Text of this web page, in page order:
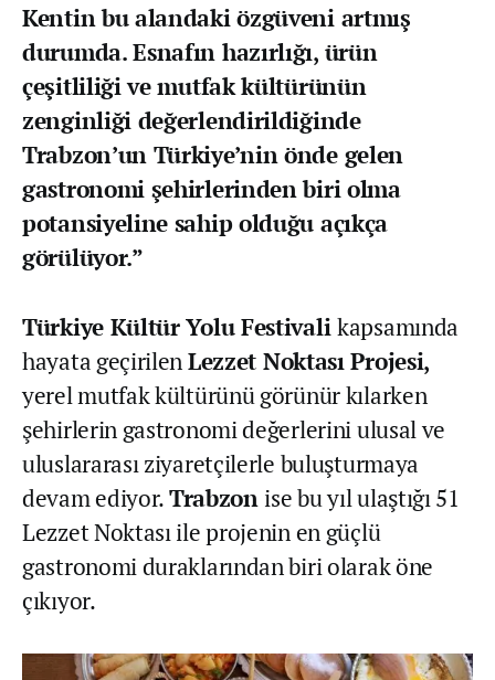
Kentin bu alandaki özgüveni artmış
durumda. Esnafın hazırlığı, ürün
çeşitliliği ve mutfak kültürünün
zenginliği değerlendirildiğinde
Trabzon’un Türkiye’nin önde gelen
gastronomi şehirlerinden biri olma
potansiyeline sahip olduğu açıkça
görülüyor.”
Türkiye Kültür Yolu Festivalikapsamında
hayata geçirilenLezzet Noktası Projesi,
yerel mutfak kültürünü görünür kılarken
şehirlerin gastronomi değerlerini ulusal ve
uluslararası ziyaretçilerle buluşturmaya
devam ediyor.Trabzon ise bu yıl ulaştığı 51
Lezzet Noktası ile projenin en güçlü
gastronomi duraklarından biri olarak öne
çıkıyor.